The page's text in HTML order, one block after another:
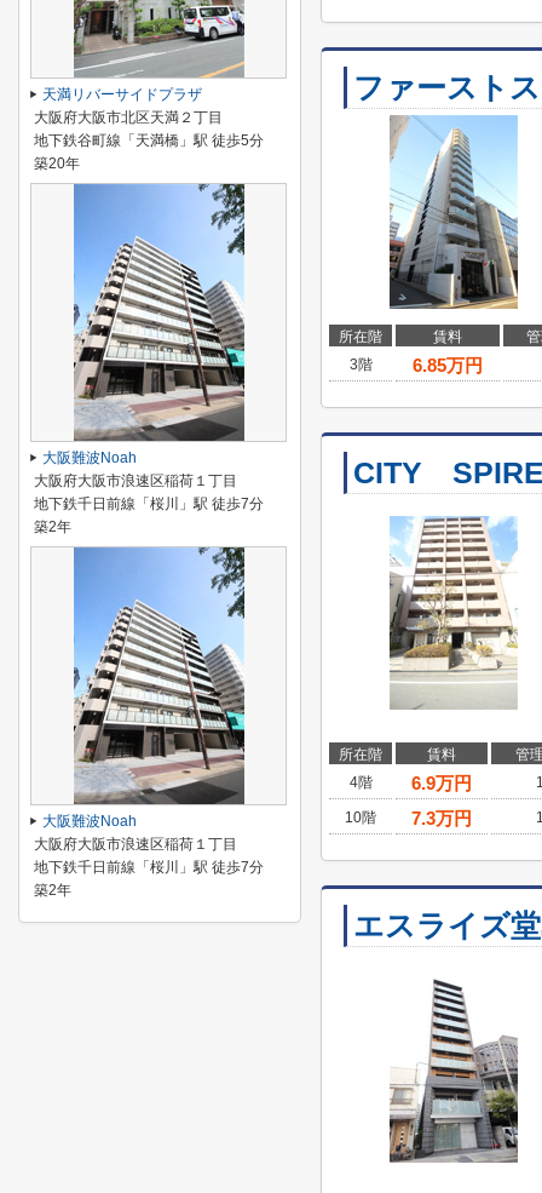
ファースト
所在階 賃料
3階
6.85万円
CITY
所在階 賃料
管
4階
6.9万円
10階 7.3万円
エスライズ
天満リバーサイドプラザ
大阪府大阪市北区天満２丁目
地下鉄谷町線「天満橋」駅 徒歩5分
築20年
大阪難波Noah
大阪府大阪市浪速区稲荷１丁目
地下鉄千日前線「桜川」駅 徒歩7分
築2年
大阪難波Noah
大阪府大阪市浪速区稲荷１丁目
地下鉄千日前線「桜川」駅 徒歩7分
築2年